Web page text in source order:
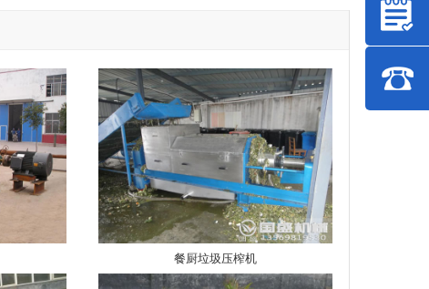
餐厨垃圾压榨机